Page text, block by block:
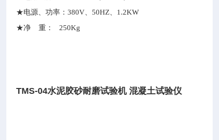
★电源、功率：380V、50HZ、1.2KW
★净 重： 250Kg
TMS-04水泥胶砂耐磨试验机 混凝土试验仪